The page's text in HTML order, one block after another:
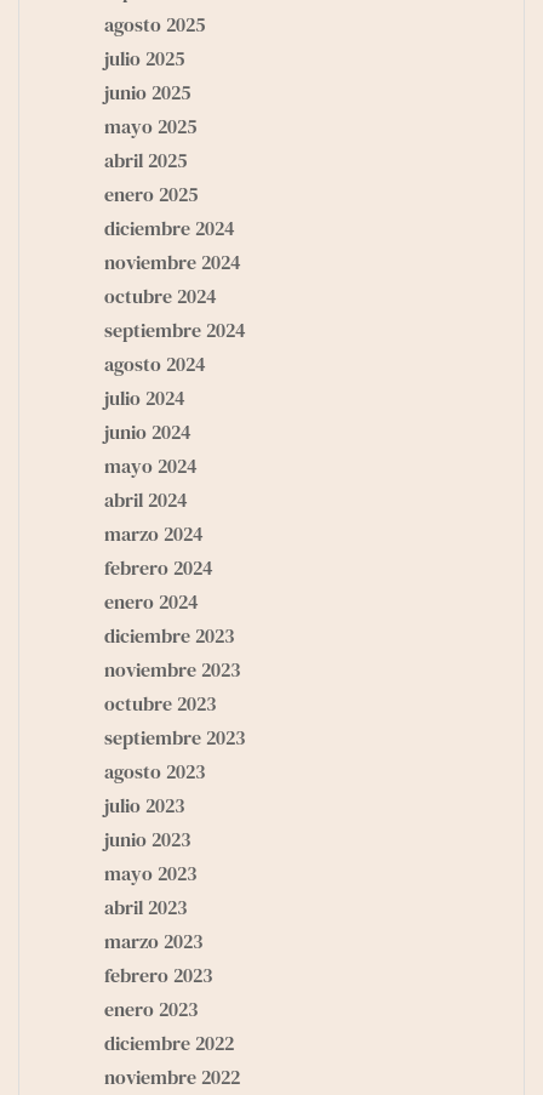
agosto 2025
julio 2025
junio 2025
mayo 2025
abril 2025
enero 2025
diciembre 2024
noviembre 2024
octubre 2024
septiembre 2024
agosto 2024
julio 2024
junio 2024
mayo 2024
abril 2024
marzo 2024
febrero 2024
enero 2024
diciembre 2023
noviembre 2023
octubre 2023
septiembre 2023
agosto 2023
julio 2023
junio 2023
mayo 2023
abril 2023
marzo 2023
febrero 2023
enero 2023
diciembre 2022
noviembre 2022